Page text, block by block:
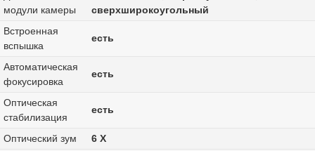
модули камеры
сверхширокоугольный
Встроенная
вспышка
есть
Автоматическая
фокусировка
есть
Оптическая
стабилизация
есть
Оптический зум
6 Х